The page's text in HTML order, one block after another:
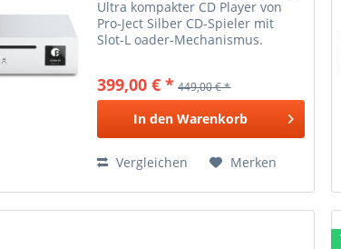
Ultra kompakter CD Player von
Pro-Ject Silber CD-Spieler mit
Slot-L oader-Mechanismus.
Laufwerk (kein
Multifunktionslaufwerk ).
Koaxialer (S/PDIF)...
399,00 € * 449,00 € *
In den Warenkorb
Vergleichen Merken